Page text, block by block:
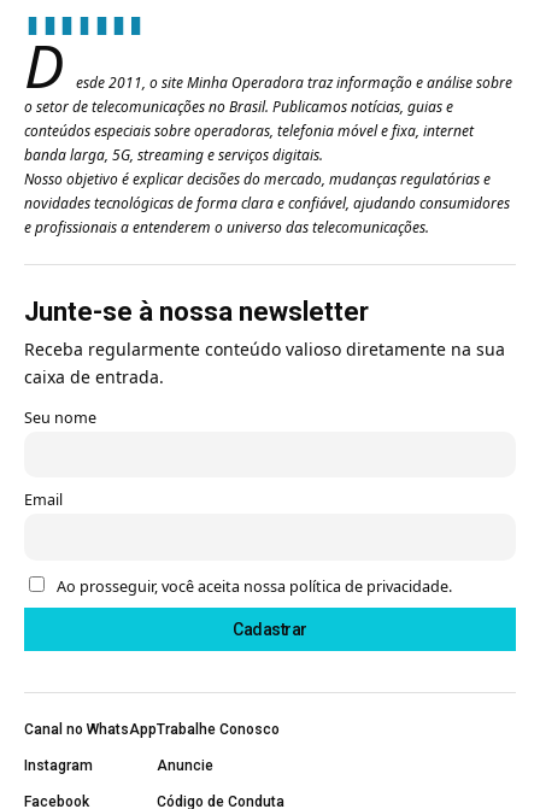
D
esde 2011, o site Minha Operadora traz informação e análise sobre
o setor de telecomunicações no Brasil. Publicamos notícias, guias e
conteúdos especiais sobre operadoras, telefonia móvel e fixa, internet
banda larga, 5G, streaming e serviços digitais.
Nosso objetivo é explicar decisões do mercado, mudanças regulatórias e
novidades tecnológicas de forma clara e confiável, ajudando consumidores
e profissionais a entenderem o universo das telecomunicações.
Junte-se à nossa newsletter
Receba regularmente conteúdo valioso diretamente na sua
caixa de entrada.
Seu nome
Email
Ao prosseguir, você aceita nossa política de privacidade.
Canal no WhatsApp
Instagram
Facebook
Trabalhe Conosco
Anuncie
Código de Conduta